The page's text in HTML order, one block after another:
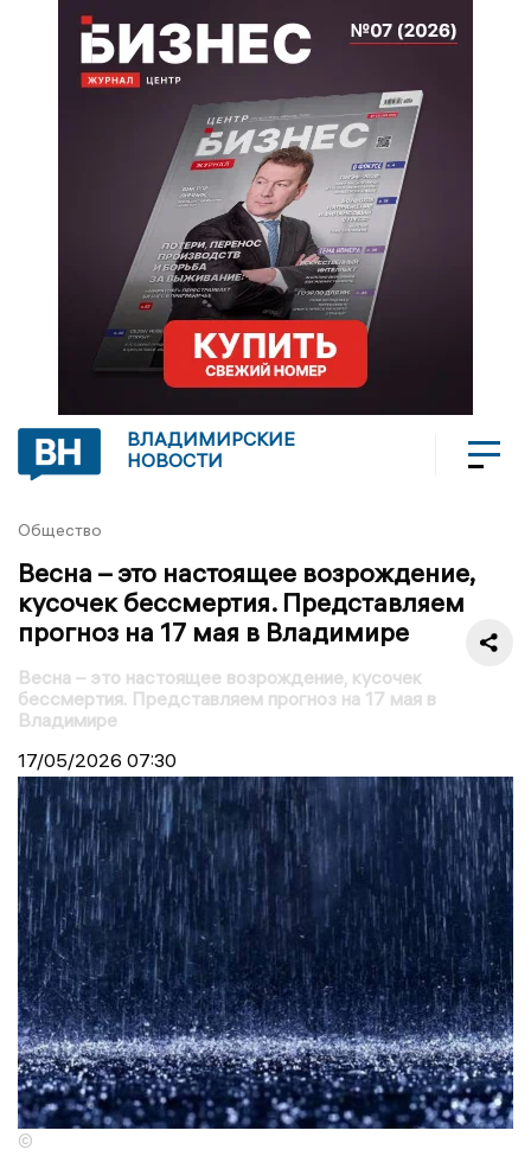
ВЛАДИМИРСКИЕ
НОВОСТИ
Общество
Весна – это настоящее возрождение,
кусочек бессмертия. Представляем
прогноз на 17 мая в Владимире
Весна – это настоящее возрождение, кусочек
бессмертия. Представляем прогноз на 17 мая в
Владимире
17/05/2026 07:30
©